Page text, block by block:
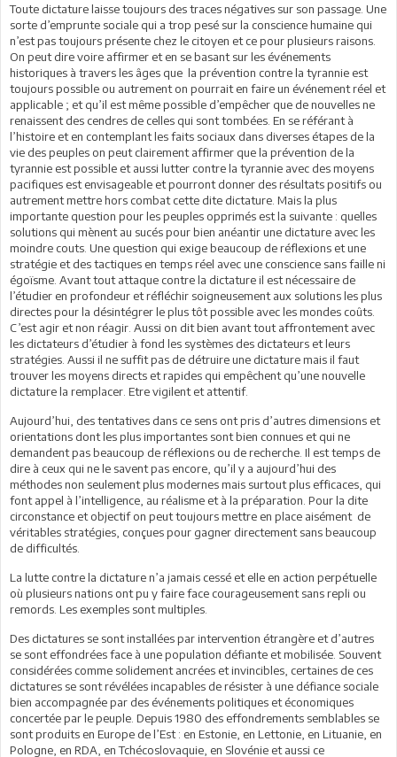
Toute dictature laisse toujours des traces négatives sur son passage. Une
sorte d’emprunte sociale qui a trop pesé sur la conscience humaine qui
n’est pas toujours présente chez le citoyen et ce pour plusieurs raisons.
On peut dire voire affirmer et en se basant sur les événements
historiques à travers les âges que la prévention contre la tyrannie est
toujours possible ou autrement on pourrait en faire un événement réel et
applicable ; et qu’il est même possible d’empêcher que de nouvelles ne
renaissent des cendres de celles qui sont tombées. En se référant à
l’histoire et en contemplant les faits sociaux dans diverses étapes de la
vie des peuples on peut clairement affirmer que la prévention de la
tyrannie est possible et aussi lutter contre la tyrannie avec des moyens
pacifiques est envisageable et pourront donner des résultats positifs ou
autrement mettre hors combat cette dite dictature. Mais la plus
importante question pour les peuples opprimés est la suivante : quelles
solutions qui mènent au sucés pour bien anéantir une dictature avec les
moindre couts. Une question qui exige beaucoup de réflexions et une
stratégie et des tactiques en temps réel avec une conscience sans faille ni
égoïsme. Avant tout attaque contre la dictature il est nécessaire de
l’étudier en profondeur et réfléchir soigneusement aux solutions les plus
directes pour la désintégrer le plus tôt possible avec les mondes coûts.
C’est agir et non réagir. Aussi on dit bien avant tout affrontement avec
les dictateurs d’étudier à fond les systèmes des dictateurs et leurs
stratégies. Aussi il ne suffit pas de détruire une dictature mais il faut
trouver les moyens directs et rapides qui empêchent qu’une nouvelle
dictature la remplacer. Etre vigilent et attentif.
Aujourd’hui, des tentatives dans ce sens ont pris d’autres dimensions et
orientations dont les plus importantes sont bien connues et qui ne
demandent pas beaucoup de réflexions ou de recherche. Il est temps de
dire à ceux qui ne le savent pas encore, qu’il y a aujourd’hui des
méthodes non seulement plus modernes mais surtout plus efficaces, qui
font appel à l’intelligence, au réalisme et à la préparation. Pour la dite
circonstance et objectif on peut toujours mettre en place aisément de
véritables stratégies, conçues pour gagner directement sans beaucoup
de difficultés.
La lutte contre la dictature n’a jamais cessé et elle en action perpétuelle
où plusieurs nations ont pu y faire face courageusement sans repli ou
remords. Les exemples sont multiples.
Des dictatures se sont installées par intervention étrangère et d’autres
se sont effondrées face à une population défiante et mobilisée. Souvent
considérées comme solidement ancrées et invincibles, certaines de ces
dictatures se sont révélées incapables de résister à une défiance sociale
bien accompagnée par des événements politiques et économiques
concertée par le peuple. Depuis 1980 des effondrements semblables se
sont produits en Europe de l’Est : en Estonie, en Lettonie, en Lituanie, en
Pologne, en RDA, en Tchécoslovaquie, en Slovénie et aussi ce